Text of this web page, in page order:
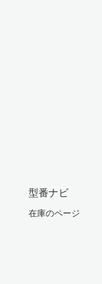
型番ナビ
在庫のページ